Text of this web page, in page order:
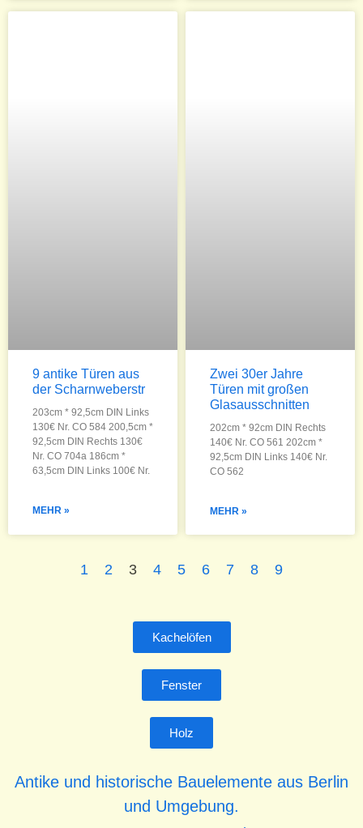
9 antike Türen aus
der Scharnweberstr
203cm * 92,5cm DIN Links
130€ Nr. CO 584 200,5cm *
92,5cm DIN Rechts 130€
Nr. CO 704a 186cm *
63,5cm DIN Links 100€ Nr.
MEHR »
Zwei 30er Jahre
Türen mit großen
Glasausschnitten
202cm * 92cm DIN Rechts
140€ Nr. CO 561 202cm *
92,5cm DIN Links 140€ Nr.
CO 562
MEHR »
1 2 3 4 5 6 7 8 9
Kachelöfen
Fenster
Holz
Antike und historische Bauelemente aus Berlin
und Umgebung.